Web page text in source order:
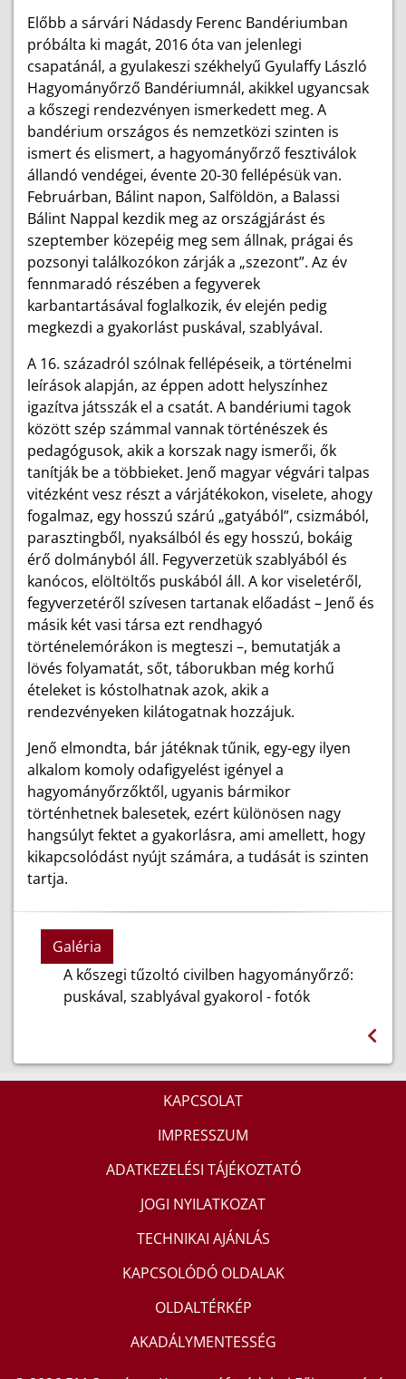
Előbb a sárvári Nádasdy Ferenc Bandériumban
próbálta ki magát, 2016 óta van jelenlegi
csapatánál, a gyulakeszi székhelyű Gyulaffy László
Hagyományőrző Bandériumnál, akikkel ugyancsak
a kőszegi rendezvényen ismerkedett meg. A
bandérium országos és nemzetközi szinten is
ismert és elismert, a hagyományőrző fesztiválok
állandó vendégei, évente 20-30 fellépésük van.
Februárban, Bálint napon, Salföldön, a Balassi
Bálint Nappal kezdik meg az országjárást és
szeptember közepéig meg sem állnak, prágai és
pozsonyi találkozókon zárják a „szezont”. Az év
fennmaradó részében a fegyverek
karbantartásával foglalkozik, év elején pedig
megkezdi a gyakorlást puskával, szablyával.
A 16. századról szólnak fellépéseik, a történelmi
leírások alapján, az éppen adott helyszínhez
igazítva játsszák el a csatát. A bandériumi tagok
között szép számmal vannak történészek és
pedagógusok, akik a korszak nagy ismerői, ők
tanítják be a többieket. Jenő magyar végvári talpas
vitézként vesz részt a várjátékokon, viselete, ahogy
fogalmaz, egy hosszú szárú „gatyából”, csizmából,
parasztingből, nyaksálból és egy hosszú, bokáig
érő dolmányból áll. Fegyverzetük szablyából és
kanócos, elöltöltős puskából áll. A kor viseletéről,
fegyverzetéről szívesen tartanak előadást – Jenő és
másik két vasi társa ezt rendhagyó
történelemórákon is megteszi –, bemutatják a
lövés folyamatát, sőt, táborukban még korhű
ételeket is kóstolhatnak azok, akik a
rendezvényeken kilátogatnak hozzájuk.
Jenő elmondta, bár játéknak tűnik, egy-egy ilyen
alkalom komoly odafigyelést igényel a
hagyományőrzőktől, ugyanis bármikor
történhetnek balesetek, ezért különösen nagy
hangsúlyt fektet a gyakorlásra, ami amellett, hogy
kikapcsolódást nyújt számára, a tudását is szinten
tartja.
Galéria
A kőszegi tűzoltó civilben hagyományőrző:
puskával, szablyával gyakorol - fotók
KAPCSOLAT
IMPRESSZUM
ADATKEZELÉSI TÁJÉKOZTATÓ
JOGI NYILATKOZAT
TECHNIKAI AJÁNLÁS
KAPCSOLÓDÓ OLDALAK
OLDALTÉRKÉP
AKADÁLYMENTESSÉG